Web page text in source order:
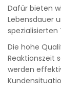
Dafür bieten
Lebensdauer
Die hohe
Reaktionszeit
werden